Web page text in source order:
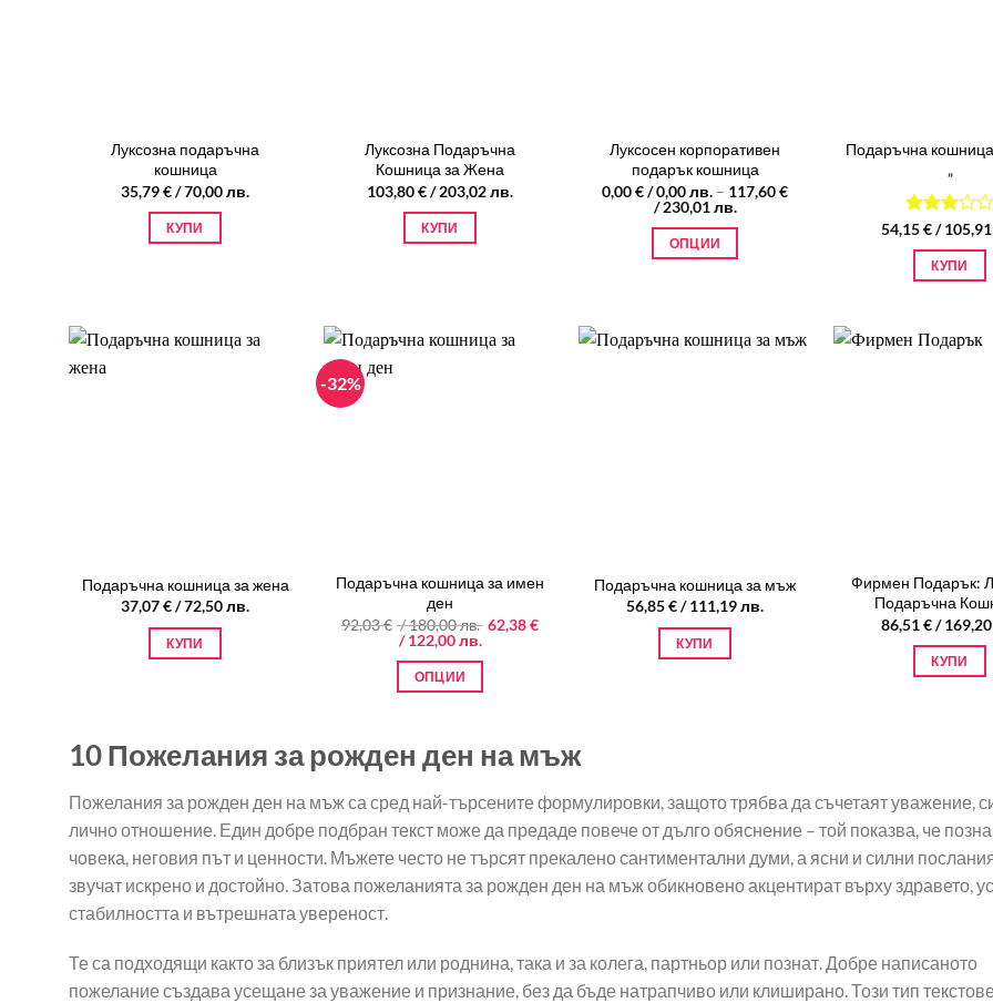
Луксозна подаръчна
кошница
35,79€/ 70,00 лв.
КУПИ
Луксозна Подаръчна
Кошница за Жена
103,80€/ 203,02 лв.
КУПИ
Луксосен корпоративен
подарък кошница
0,00€/ 0,00 лв. – 117,60€
/ 230,01 лв.
ОПЦИИ
multiple
page
Подаръчна
„
Оценено
на
3.00
от 5
54,15€/
КУПИ
Подаръчна кошница за жена
37,07€/ 72,50 лв.
КУПИ
-32%
Подаръчна кошница за имен
ден
92,03€ / 180,00 лв. Original
price
62,38€
/ 122,00 лв. Текущата
ОПЦИИ
has
variants.
The
options
may
on
the
Подаръчна кошница за мъж
56,85€/ 111,19 лв.
КУПИ
Фирмен Подарък:
Подаръчна
86,51€/
КУПИ
10 Пожелания за рожден ден на мъж
Пожелания за рожден ден на мъж са сред най-търсените формулировки, защото трябва да съчетаят уважение,
лично отношение. Един добре подбран текст може да предаде повече от дълго обяснение – той показва, че
човека, неговия път и ценности. Мъжете често не търсят прекалено сантиментални думи, а ясни и силни
звучат искрено и достойно. Затова пожеланията за рожден ден на мъж обикновено акцентират върху здравето,
стабилността и вътрешната увереност.
Те са подходящи както за близък приятел или роднина, така и за колега, партньор или познат. Добре написаното
пожелание създава усещане за уважение и признание, без да бъде натрапчиво или клиширано. Този тип